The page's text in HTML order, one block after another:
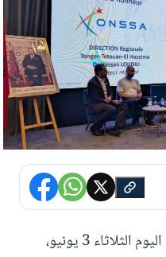
احتضن أحد فنادق مدينة طنجة، اليوم الثلاثاء 3 يونيو،